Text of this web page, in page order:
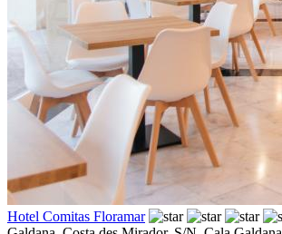
Hotel Comitas Floramar